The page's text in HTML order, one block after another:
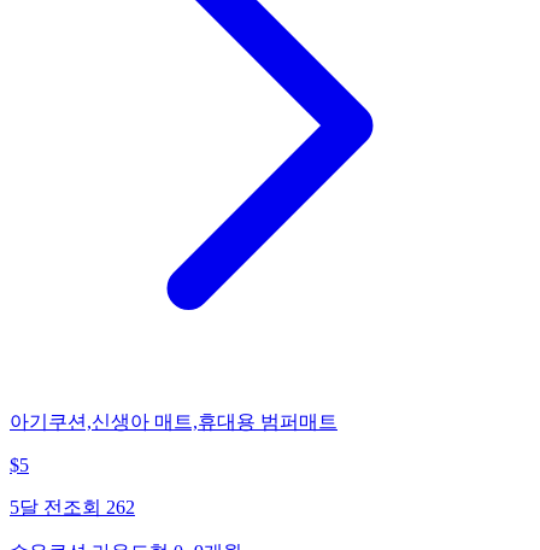
아기쿠션,신생아 매트,휴대용 범퍼매트
$5
5달 전 조회 262